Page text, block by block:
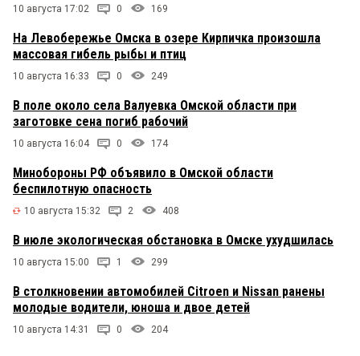
10 августа 17:02 0 169
На Левобережье Омска в озере Кирпичка произошла
массовая гибель рыбы и птиц
10 августа 16:33 0 249
В поле около села Валуевка Омской области при
заготовке сена погиб рабочий
10 августа 16:04 0 174
Минобороны РФ объявило в Омской области
беспилотную опасность
10 августа 15:32 2 408
В июле экологическая обстановка в Омске ухудшилась
10 августа 15:00 1 299
В столкновении автомобилей Citroen и Nissan ранены
молодые водители, юноша и двое детей
10 августа 14:31 0 204